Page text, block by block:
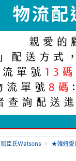
屈臣氏Watsons > ★韓妞愛